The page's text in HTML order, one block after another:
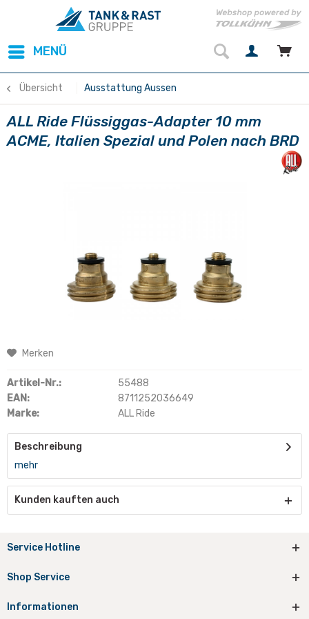
MENÜ
Übersicht Ausstattung Aussen
ALL Ride Flüssiggas-Adapter 10 mm
ACME, Italien Spezial und Polen nach BRD
Merken
Artikel-Nr.:
55488
EAN:
8711252036649
Marke:
ALL Ride
Beschreibung
mehr
Kunden kauften auch
Service Hotline
Shop Service
Informationen